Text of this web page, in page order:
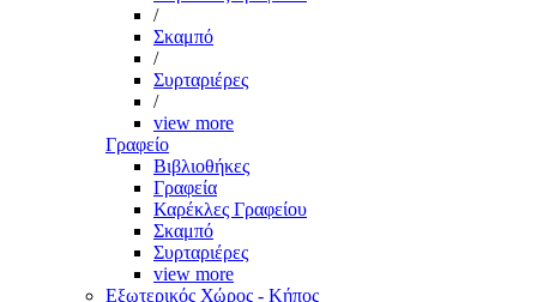
/
Σκαμπό
/
Συρταριέρες
/
view more
Γραφείο
Βιβλιοθήκες
Γραφεία
Καρέκλες Γραφείου
Σκαμπό
Συρταριέρες
view more
Εξωτερικός Χώρος - Κήπος